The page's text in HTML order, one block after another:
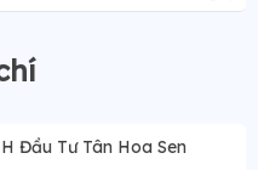
Đầu Tư Tân Hoa Sen